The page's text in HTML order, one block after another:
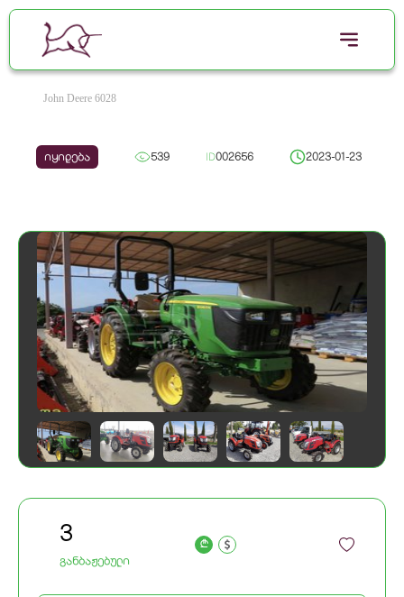
John Deere 6028
იყიდება 539 ID002656 2023-01-23
3
განბაჟებული
a